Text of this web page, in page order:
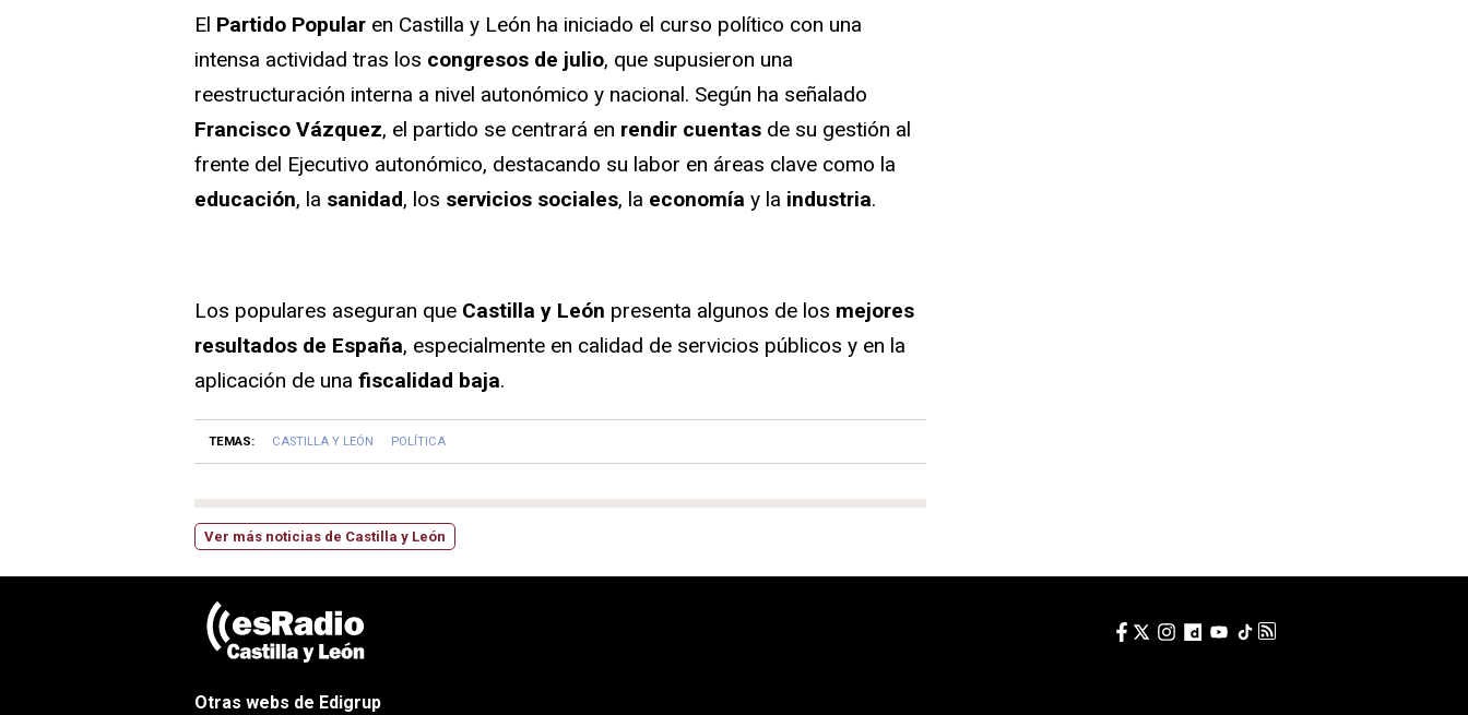
El Partido Popular en Castilla y León ha iniciado el curso político con una
intensa actividad tras los congresos de julio, que supusieron una
reestructuración interna a nivel autonómico y nacional. Según ha señalado
Francisco Vázquez, el partido se centrará en rendir cuentas de su gestión al
frente del Ejecutivo autonómico, destacando su labor en áreas clave como la
educación, la sanidad, los servicios sociales, la economía y la industria.
Los populares aseguran que Castilla y León presenta algunos de los mejores
resultados de España, especialmente en calidad de servicios públicos y en la
aplicación de una fiscalidad baja.
TEMAS: CASTILLA Y LEÓN POLÍTICA
Ver más noticias de Castilla y León
Otras webs de Edigrup